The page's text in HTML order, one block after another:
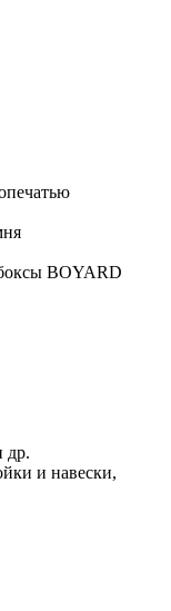
BOYARD
др.
и навески,